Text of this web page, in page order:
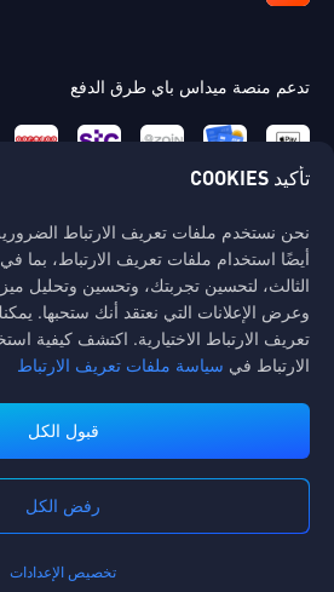
تدعم منصة ميداس باي طرق الدفع
اتصل بنا
إذا كنت بحاجة إلى أي مساعدة، يرجى التواصل
العملاء" للتواصل معنا.
خدمة الزبائن
سياسة الخصوصية
تفضيل ملفات تعريف
تأكيد COOKIES
نحن نستخدم ملفات تعريف الارتباط الضرورية
أيضًا استخدام ملفات تعريف الارتباط،
الثالث، لتحسين تجربتك، وتحسين وتحليل
وعرض الإعلانات التي نعتقد أنك ستحبها.
تعريف الارتباط الاختيارية. اكتشف كيفية
الارتباط في سياسة ملفات تعريف الارتباط
قبول الكل
رفض الكل
تخصيص الإعدادات